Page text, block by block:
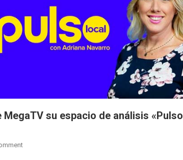
su espacio de análisis «Pulso
On